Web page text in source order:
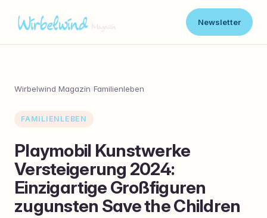
Newsletter
Wirbelwind Magazin›Familienleben
FAMILIENLEBEN
Playmobil Kunstwerke
Versteigerung 2024:
Einzigartige Großfiguren
zugunsten Save the Children